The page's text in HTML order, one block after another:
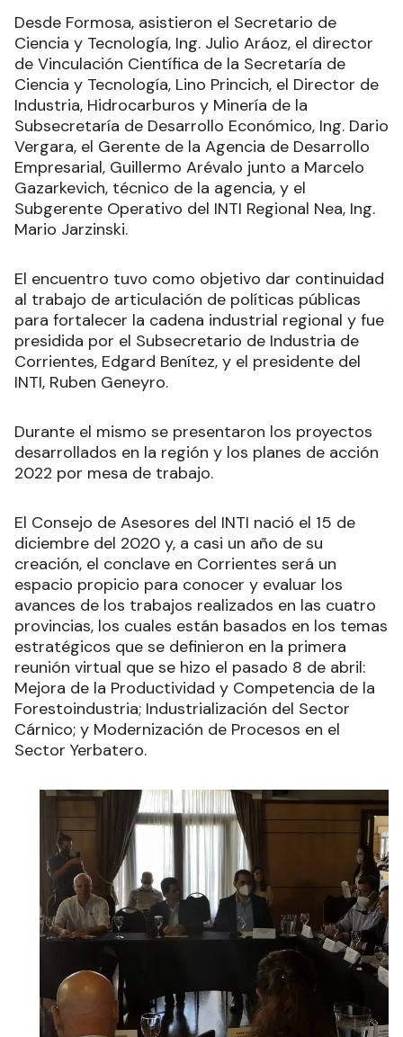
Desde Formosa, asistieron el Secretario de
Ciencia y Tecnología, Ing. Julio Aráoz, el director
de Vinculación Científica de la Secretaría de
Ciencia y Tecnología, Lino Princich, el Director de
Industria, Hidrocarburos y Minería de la
Subsecretaría de Desarrollo Económico, Ing. Dario
Vergara, el Gerente de la Agencia de Desarrollo
Empresarial, Guillermo Arévalo junto a Marcelo
Gazarkevich, técnico de la agencia, y el
Subgerente Operativo del INTI Regional Nea, Ing.
Mario Jarzinski.
El encuentro tuvo como objetivo dar continuidad
al trabajo de articulación de políticas públicas
para fortalecer la cadena industrial regional y fue
presidida por el Subsecretario de Industria de
Corrientes, Edgard Benítez, y el presidente del
INTI, Ruben Geneyro.
Durante el mismo se presentaron los proyectos
desarrollados en la región y los planes de acción
2022 por mesa de trabajo.
El Consejo de Asesores del INTI nació el 15 de
diciembre del 2020 y, a casi un año de su
creación, el conclave en Corrientes será un
espacio propicio para conocer y evaluar los
avances de los trabajos realizados en las cuatro
provincias, los cuales están basados en los temas
estratégicos que se definieron en la primera
reunión virtual que se hizo el pasado 8 de abril:
Mejora de la Productividad y Competencia de la
Forestoindustria; Industrialización del Sector
Cárnico; y Modernización de Procesos en el
Sector Yerbatero.